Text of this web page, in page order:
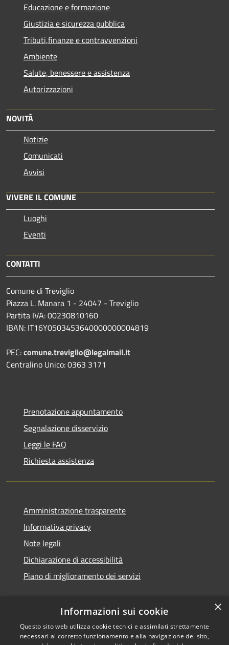
Educazione e formazione
Giustizia e sicurezza pubblica
Tributi,finanze e contravvenzioni
Ambiente
Salute, benessere e assistenza
Autorizzazioni
NOVITÀ
Notizie
Comunicati
Avvisi
VIVERE IL COMUNE
Luoghi
Eventi
CONTATTI
Comune di Treviglio
Piazza L. Manara 1 - 24047 - Treviglio
Partita IVA: 00230810160
IBAN: IT16Y0503453640000000004819
PEC:comune.treviglio@legalmail.it
Centralino Unico: 0363 3171
Prenotazione appuntamento
Segnalazione disservizio
Leggi le FAQ
Richiesta assistenza
Amministrazione trasparente
Informativa privacy
Note legali
Dichiarazione di accessibilità
Piano di miglioramento dei servizi
RSS
Accessibilità
Copyright © 2026 • Comune di
Treviglio • Powered by
×
Informazioni sui cookie
Questo sito web utilizza cookie tecnici e assimilati strettamente
necessari al corretto funzionamento e alla navigazione del sito,